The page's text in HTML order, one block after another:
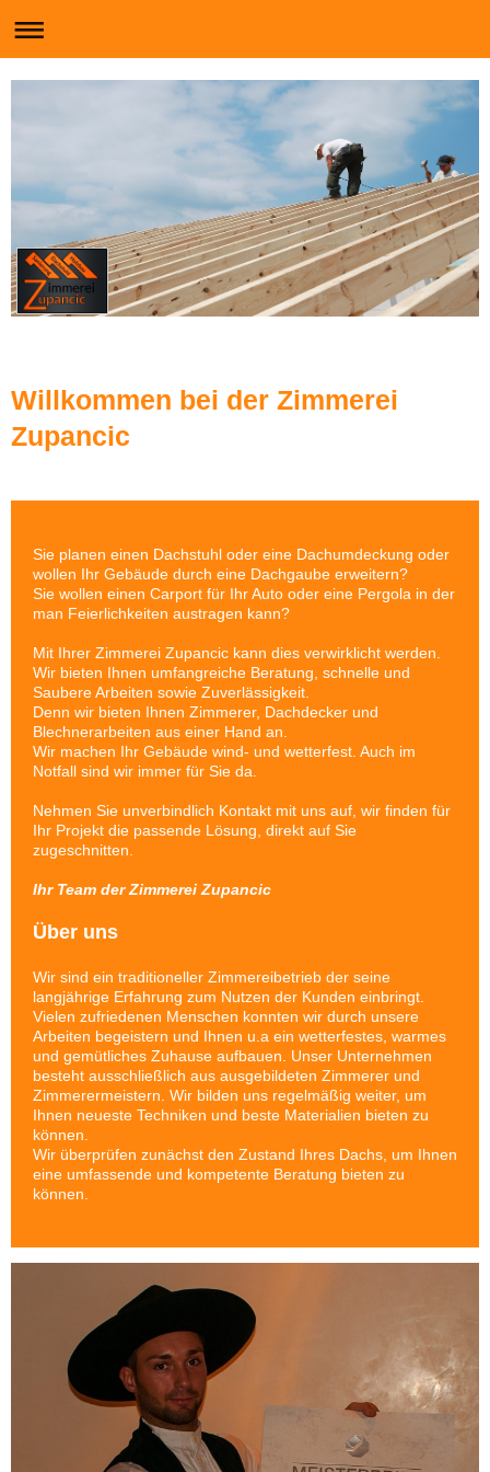
Willkommen bei der Zimmerei
Zupancic
Sie planen einen Dachstuhl oder eine Dachumdeckung oder
wollen Ihr Gebäude durch eine Dachgaube erweitern?
Sie wollen einen Carport für Ihr Auto oder eine Pergola in der
man Feierlichkeiten austragen kann?
Mit Ihrer Zimmerei Zupancic kann dies verwirklicht werden.
Wir bieten Ihnen umfangreiche Beratung, schnelle und
Saubere Arbeiten sowie Zuverlässigkeit.
Denn wir bieten Ihnen Zimmerer, Dachdecker und
Blechnerarbeiten aus einer Hand an.
Wir machen Ihr Gebäude wind- und wetterfest. Auch im
Notfall sind wir immer für Sie da.
Nehmen Sie unverbindlich Kontakt mit uns auf, wir finden für
Ihr Projekt die passende Lösung, direkt auf Sie
zugeschnitten.
Ihr Team der Zimmerei Zupancic
Über uns
Wir sind ein traditioneller Zimmereibetrieb der seine
langjährige Erfahrung zum Nutzen der Kunden einbringt.
Vielen zufriedenen Menschen konnten wir durch unsere
Arbeiten begeistern und Ihnen u.a ein wetterfestes, warmes
und gemütliches Zuhause aufbauen. Unser Unternehmen
besteht ausschließlich aus ausgebildeten Zimmerer und
Zimmerermeistern. Wir bilden uns regelmäßig weiter, um
Ihnen neueste Techniken und beste Materialien bieten zu
können.
Wir überprüfen zunächst den Zustand Ihres Dachs, um Ihnen
eine umfassende und kompetente Beratung bieten zu
können.